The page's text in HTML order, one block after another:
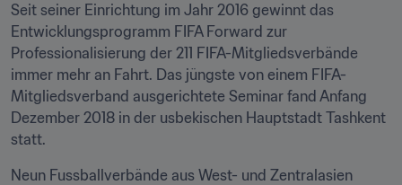
Seit seiner Einrichtung im Jahr 2016 gewinnt das
Entwicklungsprogramm FIFA Forward zur
Professionalisierung der 211 FIFA-Mitgliedsverbände
immer mehr an Fahrt. Das jüngste von einem FIFA-
Mitgliedsverband ausgerichtete Seminar fand Anfang
Dezember 2018 in der usbekischen Hauptstadt Tashkent
statt.
Neun Fussballverbände aus West- und Zentralasien